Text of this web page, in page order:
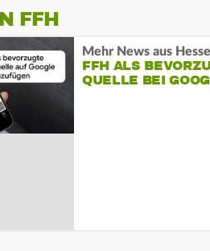
FFH
Mehr News aus
FFH ALS
QUELLE BEI